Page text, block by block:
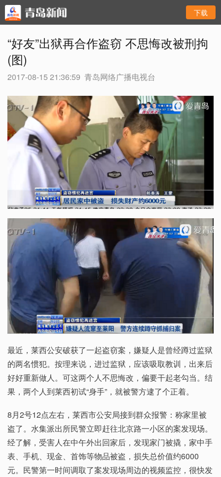
下载
“好友”出狱再合作盗窃 不思悔改被刑拘
(图)
2017-08-15 21:36:59 青岛网络广播电视台
最近，莱西公安破获了一起盗窃案，嫌疑人是曾经蹲过监狱
的两名惯犯。按理来说，进过监狱，应该吸取教训，出来后
好好重新做人。可这两个人不思悔改，偏要干起老勾当。结
果，两个人到莱西初试“身手”，就被警方逮了个正着。
8月2号12点左右，莱西市公安局接到群众报警：称家里被
盗了。水集派出所民警立即赶往北京路一小区的案发现场。
经了解，受害人在中午外出回家后，发现家门被撬，家中手
表、手机、现金、首饰等物品被盗，损失总价值约6000
元。民警第一时间调取了案发现场周边的视频监控，很快发